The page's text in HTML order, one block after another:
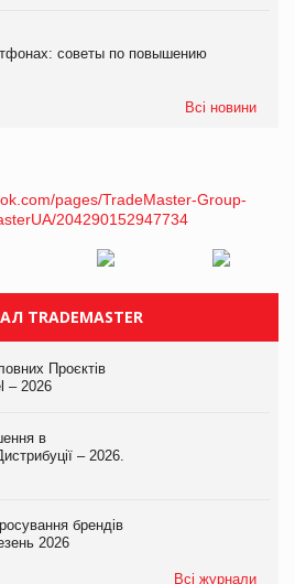
советы по повышению
Всі новини
TRADEMASTER
Проєктів
– 2026
в
– 2026.
брендів
2026
Всі журнали